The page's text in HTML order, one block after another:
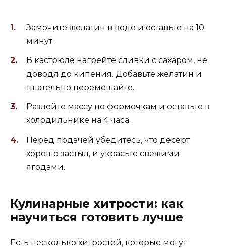
Замочите желатин в воде и оставьте на 10
минут.
В кастрюле нагрейте сливки с сахаром, не
доводя до кипения. Добавьте желатин и
тщательно перемешайте.
Разлейте массу по формочкам и оставьте в
холодильнике на 4 часа.
Перед подачей убедитесь, что десерт
хорошо застыл, и украсьте свежими
ягодами.
Кулинарные хитрости: как
научиться готовить лучше
Есть несколько хитростей, которые могут